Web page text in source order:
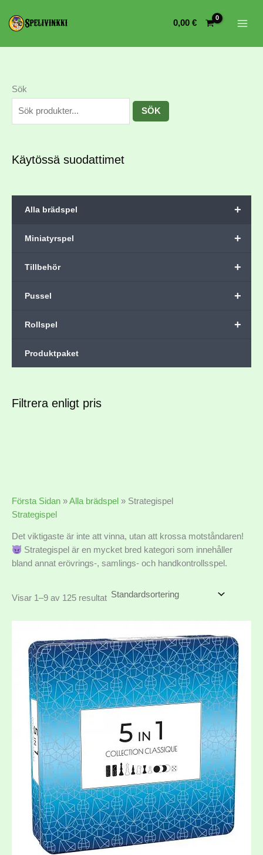
0,00 €
Sök
SÖK
Käytössä suodattimet
+
Alla brädspel
+
Miniatyrspel
+
Tillbehör
+
Pussel
+
Rollspel
Produktpaket
Filtrera enligt pris
Första Sidan »Alla brädspel » Strategispel
Strategispel
Det viktigaste är inte att vinna, utan att krossa motståndaren!
Strategispel är en mycket bred kategori som innehåller
bland annat erövrings-, samlings- och handkontrollsspel.
Visar 1–9 av 125 resultat